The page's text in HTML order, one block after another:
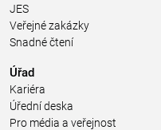
JES
Veřejné zakázky
Snadné čtení
Úřad
Kariéra
Úřední deska
Pro média a veřejnost